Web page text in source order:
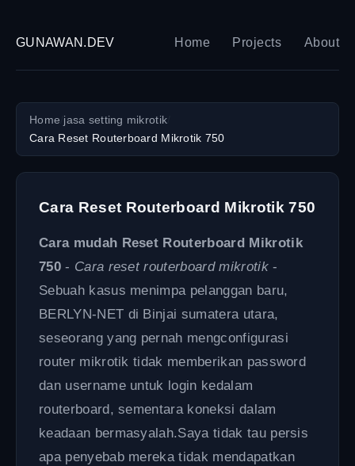
GUNAWAN.DEV Home Projects About
Home jasa setting mikrotik
Cara Reset Routerboard Mikrotik 750
Cara Reset Routerboard Mikrotik 750
Cara mudah Reset Routerboard Mikrotik
750- Cara reset routerboard mikrotik-
Sebuah kasus menimpa pelanggan baru,
BERLYN-NET di Binjai sumatera utara,
seseorang yang pernah mengconfigurasi
router mikrotik tidak memberikan password
dan username untuk login kedalam
routerboard, sementara koneksi dalam
keadaan bermasyalah.Saya tidak tau persis
apa penyebab mereka tidak mendapatkan